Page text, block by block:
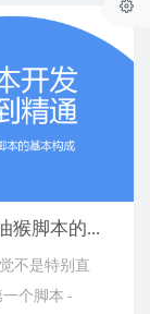
【油猴脚本教程】P2 初识油猴脚本 & 油猴脚本的基本构成
不是特别直
个脚本 -